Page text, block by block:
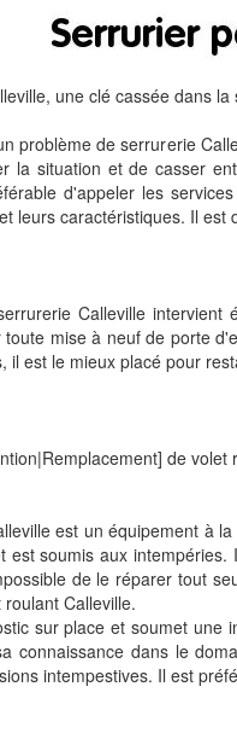
une clé cassée dans
problème de serrurerie
la situation et de casser
d'appeler les
leurs caractéristiques. Il
Calleville
mise à neuf de porte
il est le mieux placé pour
de volet
est un équipement à
est soumis aux
de le réparer tout
Calleville.
sur place et soumet une
connaissance dans le
intempestives. Il est